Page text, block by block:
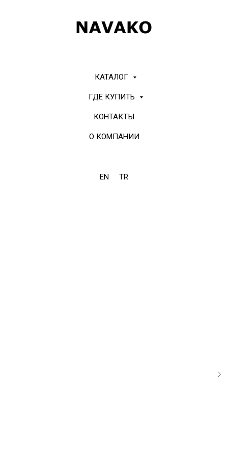
КАТАЛОГ
ГДЕ КУПИТЬ
КОНТАКТЫ
О КОМПАНИИ
EN TR